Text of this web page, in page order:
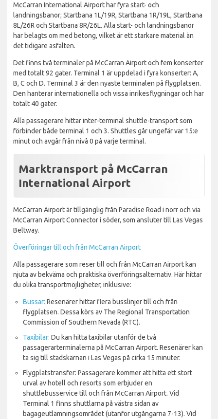
McCarran International Airport har fyra start- och
landningsbanor; Startbana 1L/19R, Startbana 1R/19L, Startbana
8L/26R och Startbana 8R/26L. Alla start- och landningsbanor
har belagts om med betong, vilket är ett starkare material än
det tidigare asfalten.
Det finns två terminaler på McCarran Airport och fem konserter
med totalt 92 gater. Terminal 1 är uppdelad i fyra konserter: A,
B, C och D. Terminal 3 är den nyaste terminalen på flygplatsen.
Den hanterar internationella och vissa inrikesflygningar och har
totalt 40 gater.
Alla passagerare hittar inter-terminal shuttle-transport som
förbinder både terminal 1 och 3. Shuttles går ungefär var 15:e
minut och avgår från nivå 0 på varje terminal.
Marktransport på McCarran
International Airport
McCarran Airport är tillgänglig från Paradise Road i norr och via
McCarran Airport Connector i söder, som ansluter till Las Vegas
Beltway.
Överföringar till och från McCarran Airport
Alla passagerare som reser till och från McCarran Airport kan
njuta av bekväma och praktiska överföringsalternativ. Här hittar
du olika transportmöjligheter, inklusive:
Bussar: Resenärer hittar flera busslinjer till och från
flygplatsen. Dessa körs av The Regional Transportation
Commission of Southern Nevada (RTC).
Taxibilar: Du kan hitta taxibilar utanför de två
passagerarterminalerna på McCarran Airport. Resenärer kan
ta sig till stadskärnan i Las Vegas på cirka 15 minuter.
Flygplatstransfer: Passagerare kommer att hitta ett stort
urval av hotell och resorts som erbjuder en
shuttlebusservice till och från McCarran Airport. Vid
Terminal 1 finns shuttlarna på västra sidan av
bagageutlämningsområdet (utanför utgångarna 7-13). Vid